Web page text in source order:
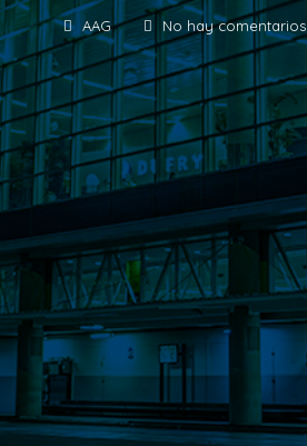
AAG No hay comentarios